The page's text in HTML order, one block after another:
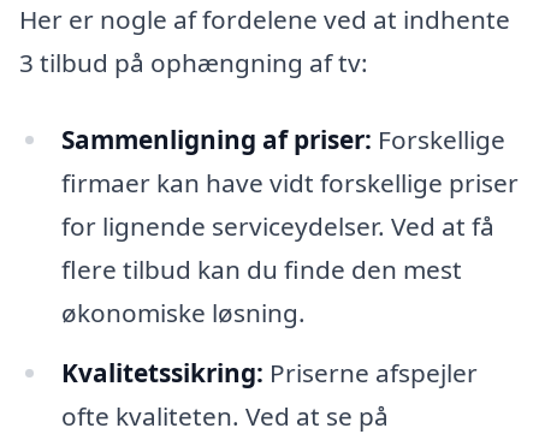
Her er nogle af fordelene ved at indhente
3 tilbud på ophængning af tv:
Sammenligning af priser: Forskellige
firmaer kan have vidt forskellige priser
for lignende serviceydelser. Ved at få
flere tilbud kan du finde den mest
økonomiske løsning.
Kvalitetssikring: Priserne afspejler
ofte kvaliteten. Ved at se på